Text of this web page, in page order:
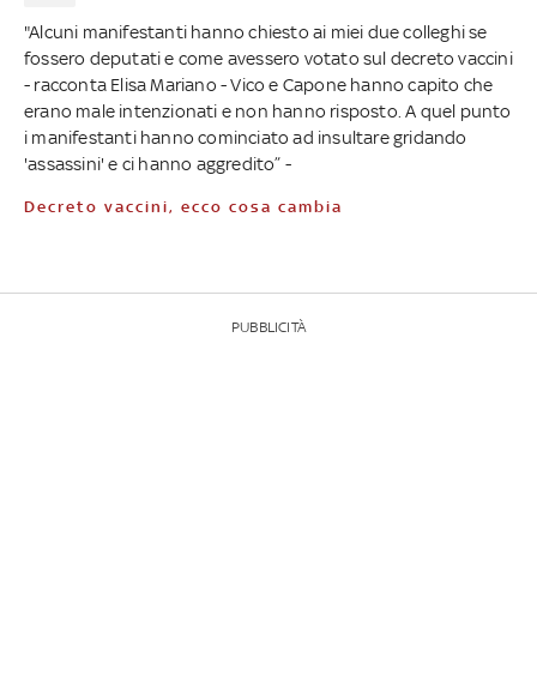
"Alcuni manifestanti hanno chiesto ai miei due colleghi se
fossero deputati e come avessero votato sul decreto vaccini
- racconta Elisa Mariano - Vico e Capone hanno capito che
erano male intenzionati e non hanno risposto. A quel punto
i manifestanti hanno cominciato ad insultare gridando
'assassini' e ci hanno aggredito” -
Decreto vaccini, ecco cosa cambia
PUBBLICITÀ